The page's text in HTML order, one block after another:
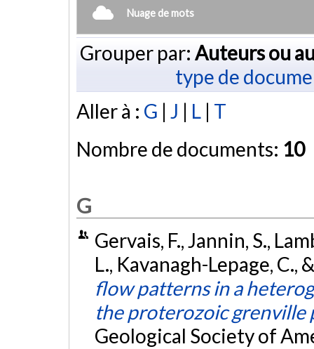
Nuage de mots
Grouper par: Auteurs ou
type de
Aller à : G | J | L | T
Nombre de documents: 10
G
Gervais, F., Jannin, S.,
L., Kavanagh-Lepage,
flow patterns in a
the proterozoic grenville
Geological Society of